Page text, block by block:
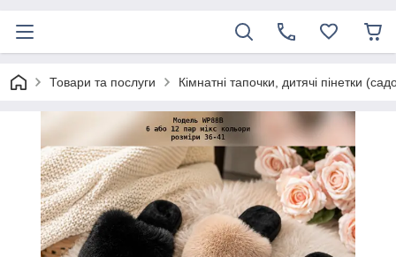
Товари та послуги Кімнатні тапочки, дитячі пінетки